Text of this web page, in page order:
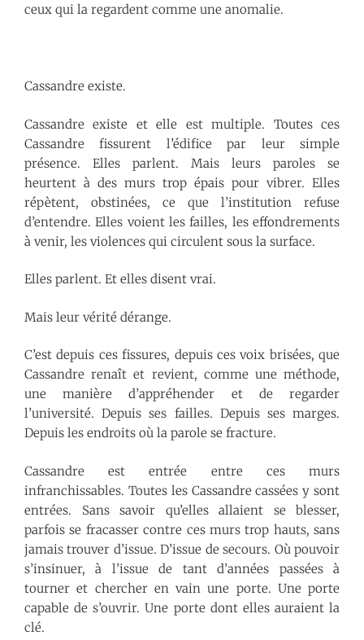
ceux qui la regardent comme une anomalie.
Cassandre existe.
Cassandre existe et elle est multiple. Toutes ces
Cassandre fissurent l’édifice par leur simple
présence. Elles parlent. Mais leurs paroles se
heurtent à des murs trop épais pour vibrer. Elles
répètent, obstinées, ce que l’institution refuse
d’entendre. Elles voient les failles, les effondrements
à venir, les violences qui circulent sous la surface.
Elles parlent. Et elles disent vrai.
Mais leur vérité dérange.
C’est depuis ces fissures, depuis ces voix brisées, que
Cassandre renaît et revient, comme une méthode,
une manière d’appréhender et de regarder
l’université. Depuis ses failles. Depuis ses marges.
Depuis les endroits où la parole se fracture.
Cassandre est entrée entre ces murs
infranchissables. Toutes les Cassandre cassées y sont
entrées. Sans savoir qu’elles allaient se blesser,
parfois se fracasser contre ces murs trop hauts, sans
jamais trouver d’issue. D’issue de secours. Où pouvoir
s’insinuer, à l’issue de tant d’années passées à
tourner et chercher en vain une porte. Une porte
capable de s’ouvrir. Une porte dont elles auraient la
clé.